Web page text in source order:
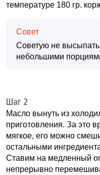
температуре 180 гр.
Совет
Советую не
небольшими
Шаг 2
Масло вынуть из
приготовления. За это
мягкое, его можно
остальными
Ставим на медленный
непрерывно